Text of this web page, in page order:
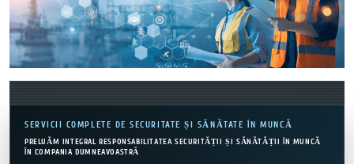
SERVICII COMPLETE DE SECURITATE ȘI SĂNĂTATE ÎN MUNCĂ
PRELUĂM INTEGRAL RESPONSABILITATEA SECURITĂȚII ȘI SĂNĂTĂȚII ÎN MUNCĂ
ÎN COMPANIA DUMNEAVOASTRĂ